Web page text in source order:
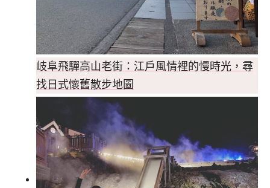
岐阜飛驒高山老街：江戶風情裡的慢時光，尋
找日式懷舊散步地圖